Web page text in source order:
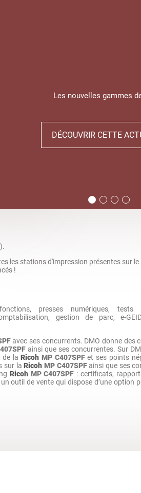
Les nouvelles gammes
DÉCOUVRIR CETTE
les stations d'impression présentes sur le
!
presses numériques, tests
gestion de parc, e-
avec ses concurrents. DMO donne des
ainsi que ses concurrentes. Sur
de laRicoh MP C407SPFet ses points
sur laRicoh MP C407SPFainsi que ses
Ricoh MP C407SPF : certificats,
outil de vente qui dispose d’une option